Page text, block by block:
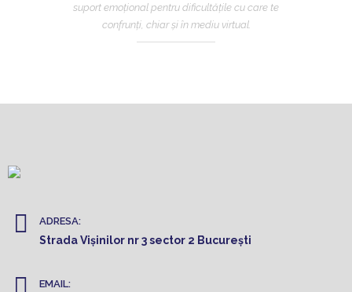
suport emoțional pentru dificultățile cu care te
confrunți, chiar și în mediu virtual.
ADRESA:
Strada Vișinilor nr 3 sector 2 București
EMAIL: